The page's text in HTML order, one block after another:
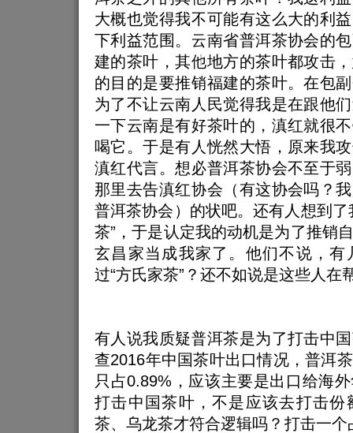
大概也觉得我不可能有这么大的利
下利益范围。云南省普洱茶协会的
建的茶叶，其他地方的茶叶都攻击
的目的是要推销福建的茶叶。在包
为了不让云南人民觉得我是在跟他
一下云南是有好茶叶的，滇红就很
喝它。于是有人恍然大悟，原来我
滇红代言。想必普洱茶协会不至于
那里去告滇红协会（有这协会吗？
普洱茶协会）的状吧。还有人想到了
茶”，于是认定我的动机是为了推销
玄昌家当成我家了。他们不说，有
过“方氏家茶”？还不如说是这些人在
有人说我质疑普洱茶是为了打击中
查2016年中国茶叶出口情况，普洱
只占0.89%，应该主要是出口给海
打击中国茶叶，不是应该去打击份
茶、乌龙茶才符合逻辑吗？打击一